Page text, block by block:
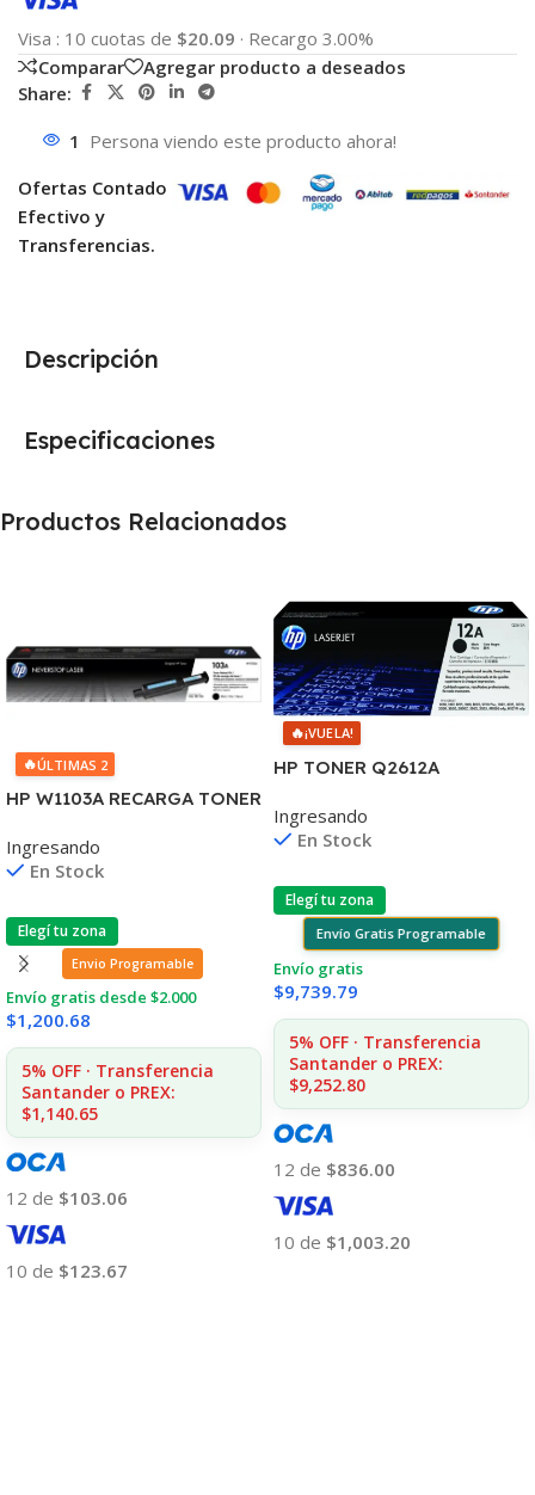
Visa : 10 cuotas de $20.09 · Recargo 3.00%
Comparar
Agregar producto a deseados
Share:
1 Persona viendo este producto ahora!
Ofertas Contado
Efectivo y
Transferencias.
Descripción
Especificaciones
Productos Relacionados
🔥ÚLTIMAS 2
HP W1103A RECARGA TONER
1000/1001/1020/1200 (B)
Ingresando
En Stock
Elegí tu zona
Envio Programable
Envío gratis desde $2.000
$1,200.68
5% OFF · Transferencia
Santander o PREX:
$1,140.65
12 de $103.06
10 de $123.67
🔥¡VUELA!
HP TONER Q2612A
3015/30/50 MFC1005/1319
Ingresando
En Stock
Elegí tu zona
Envío Gratis Programable
Envío gratis
$9,739.79
5% OFF · Transferencia
Santander o PREX:
$9,252.80
12 de $836.00
10 de $1,003.20